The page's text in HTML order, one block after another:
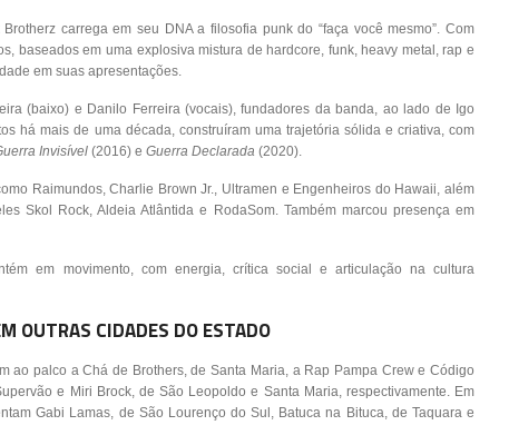
carrega em seu DNA a filosofia punk do “faça você mesmo”. Com
baseados em uma explosiva mistura de hardcore, funk, heavy metal, rap e
em suas apresentações.
(baixo) e Danilo Ferreira (vocais), fundadores da banda, ao lado de Igo
há mais de uma década, construíram uma trajetória sólida e criativa, com
Invisível (2016) e Guerra Declarada (2020).
Raimundos, Charlie Brown Jr., Ultramen e Engenheiros do Hawaii, além
Skol Rock, Aldeia Atlântida e RodaSom. Também marcou presença em
em movimento, com energia, crítica social e articulação na cultura
OUTRAS CIDADES DO ESTADO
ao palco a Chá de Brothers, de Santa Maria, a Rap Pampa Crew e Código
e Miri Brock, de São Leopoldo e Santa Maria, respectivamente. Em
Gabi Lamas, de São Lourenço do Sul, Batuca na Bituca, de Taquara e